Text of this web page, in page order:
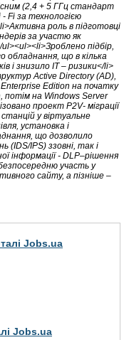
(2,4 + 5 ГГц стандарт
Fi за технологією
роль в підготовці
за участю як
підбір,
обладнання, що в кілька
і знизило IT – ризики</li>
Active Directory (AD),
Edition на початку
потім на Windows Server
проект P2V- міграції
у віртуальне
установка і
що дозволило
(IDS/IPS) ззовні, так і
інформації - DLP–рішення
участь у
сайту, а пізніше –
Jobs.ua
Jobs.ua